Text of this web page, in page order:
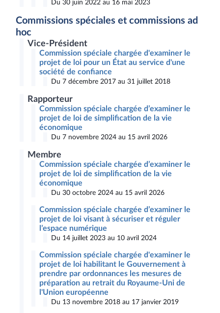
Du 30 juin 2022 au 16 mai 2023
Commissions spéciales et commissions ad
hoc
Vice-Président
Commission spéciale chargée d'examiner le
projet de loi pour un État au service d'une
société de confiance
Du 7 décembre 2017 au 31 juillet 2018
Rapporteur
Commission spéciale chargée d’examiner le
projet de loi de simplification de la vie
économique
Du 7 novembre 2024 au 15 avril 2026
Membre
Commission spéciale chargée d’examiner le
projet de loi de simplification de la vie
économique
Du 30 octobre 2024 au 15 avril 2026
Commission spéciale chargée d’examiner le
projet de loi visant à sécuriser et réguler
l’espace numérique
Du 14 juillet 2023 au 10 avril 2024
Commission spéciale chargée d'examiner le
projet de loi habilitant le Gouvernement à
prendre par ordonnances les mesures de
préparation au retrait du Royaume-Uni de
l'Union européenne
Du 13 novembre 2018 au 17 janvier 2019